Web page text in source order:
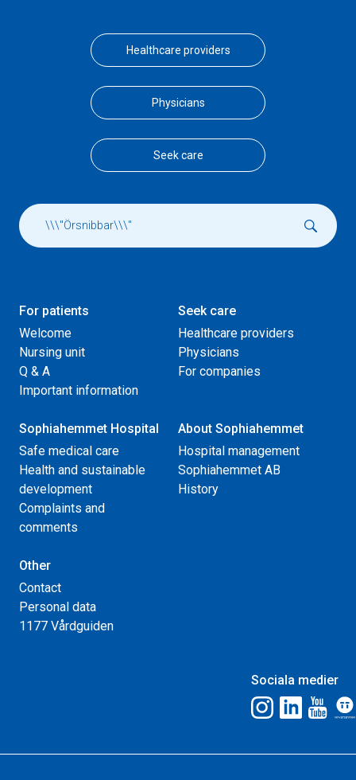
Healthcare providers
Physicians
Seek care
For patients
Welcome
Nursing unit
Q & A
Important information
Seek care
Healthcare providers
Physicians
For companies
Sophiahemmet Hospital
Safe medical care
Health and sustainable
development
Complaints and
comments
About Sophiahemmet
Hospital management
Sophiahemmet AB
History
Other
Contact
Personal data
1177 Vårdguiden
Sociala medier